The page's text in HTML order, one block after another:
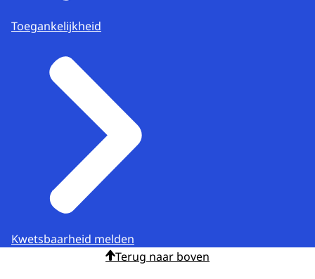
Toegankelijkheid
Kwetsbaarheid melden
Terug naar boven